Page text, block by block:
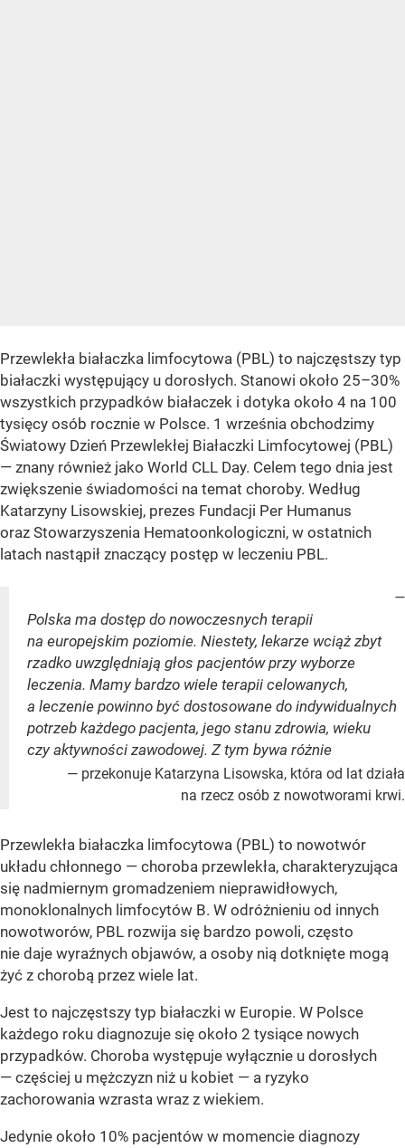
Przewlekła białaczka limfocytowa (PBL) to najczęstszy typ
białaczki występujący u dorosłych. Stanowi około 25–30%
wszystkich przypadków białaczek i dotyka około 4 na 100
tysięcy osób rocznie w Polsce. 1 września obchodzimy
Światowy Dzień Przewlekłej Białaczki Limfocytowej (PBL)
— znany również jako World CLL Day. Celem tego dnia jest
zwiększenie świadomości na temat choroby. Według
Katarzyny Lisowskiej, prezes Fundacji Per Humanus
oraz Stowarzyszenia Hematoonkologiczni, w ostatnich
latach nastąpił znaczący postęp w leczeniu PBL.
—
Polska ma dostęp do nowoczesnych terapii
na europejskim poziomie. Niestety, lekarze wciąż zbyt
rzadko uwzględniają głos pacjentów przy wyborze
leczenia. Mamy bardzo wiele terapii celowanych,
a leczenie powinno być dostosowane do indywidualnych
potrzeb każdego pacjenta, jego stanu zdrowia, wieku
czy aktywności zawodowej. Z tym bywa różnie
— przekonuje Katarzyna Lisowska, która od lat działa
na rzecz osób z nowotworami krwi.
Przewlekła białaczka limfocytowa (PBL) to nowotwór
układu chłonnego — choroba przewlekła, charakteryzująca
się nadmiernym gromadzeniem nieprawidłowych,
monoklonalnych limfocytów B. W odróżnieniu od innych
nowotworów, PBL rozwija się bardzo powoli, często
nie daje wyraźnych objawów, a osoby nią dotknięte mogą
żyć z chorobą przez wiele lat.
Jest to najczęstszy typ białaczki w Europie. W Polsce
każdego roku diagnozuje się około 2 tysiące nowych
przypadków. Choroba występuje wyłącznie u dorosłych
— częściej u mężczyzn niż u kobiet — a ryzyko
zachorowania wzrasta wraz z wiekiem.
Jedynie około 10% pacjentów w momencie diagnozy